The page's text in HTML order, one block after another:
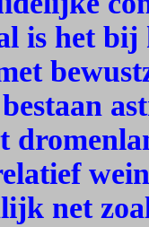
is het bij
net